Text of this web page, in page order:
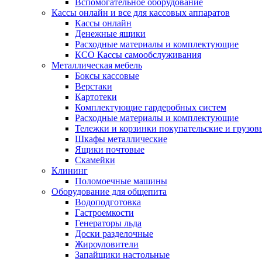
Вспомогательное оборудование
Кассы онлайн и все для кассовых аппаратов
Кассы онлайн
Денежные ящики
Расходные материалы и комплектующие
КСО Кассы самообслуживания
Металлическая мебель
Боксы кассовые
Верстаки
Картотеки
Комплектующие гардеробных систем
Расходные материалы и комплектующие
Тележки и корзинки покупательские и
Шкафы металлические
Ящики почтовые
Скамейки
Клининг
Поломоечные машины
Оборудование для общепита
Водоподготовка
Гастроемкости
Генераторы льда
Доски разделочные
Жироуловители
Запайщики настольные